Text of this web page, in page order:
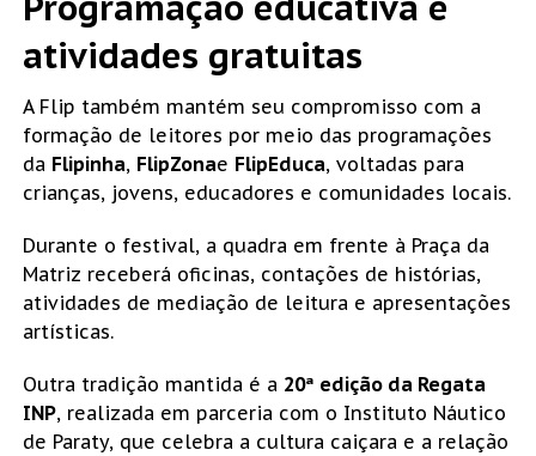
atividades gratuitas
A Flip também mantém seu compromisso com a
formação de leitores por meio das programações
da Flipinha, FlipZonae FlipEduca, voltadas para
crianças, jovens, educadores e comunidades locais.
Durante o festival, a quadra em frente à Praça da
Matriz receberá oficinas, contações de histórias,
atividades de mediação de leitura e apresentações
artísticas.
Outra tradição mantida é a 20ª edição da Regata
INP, realizada em parceria com o Instituto Náutico
de Paraty, que celebra a cultura caiçara e a relação